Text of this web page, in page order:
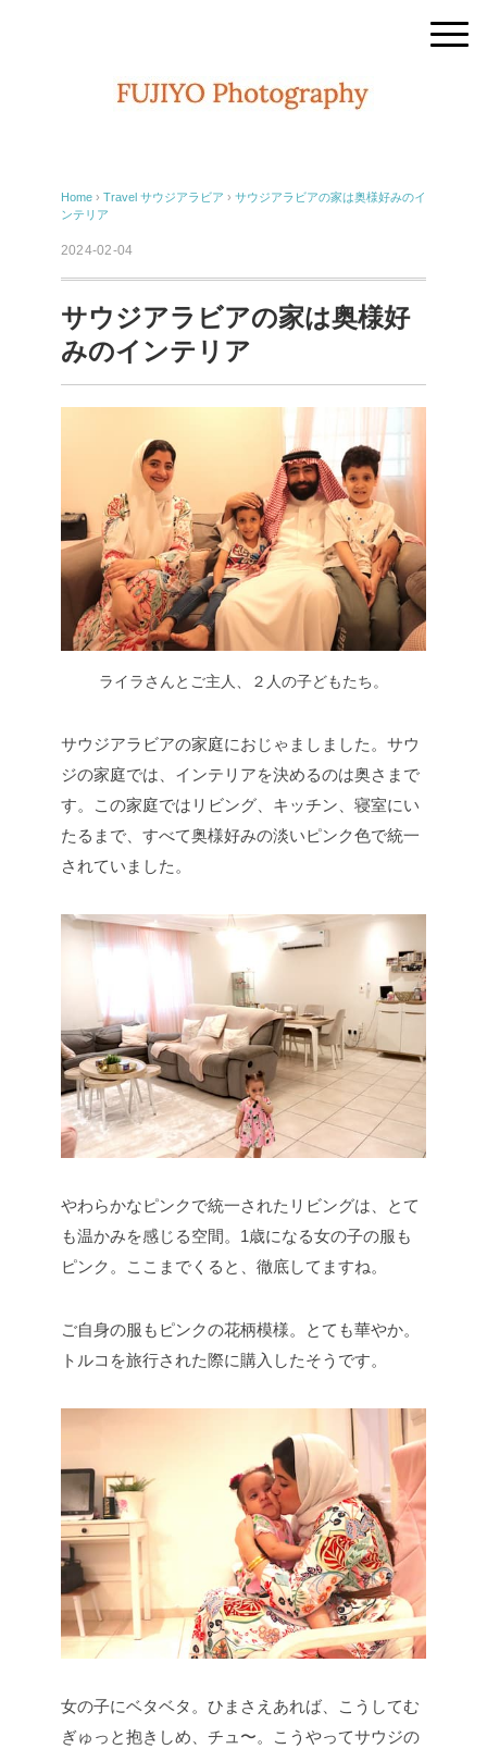
Home › Travel サウジアラビア › サウジアラビアの家は奥様好みのイ
ンテリア
2024-02-04
サウジアラビアの家は奥様好
みのインテリア
ライラさんとご主人、２人の子どもたち。
サウジアラビアの家庭におじゃましました。サウ
ジの家庭では、インテリアを決めるのは奥さまで
す。この家庭ではリビング、キッチン、寝室にい
たるまで、すべて奥様好みの淡いピンク色で統一
されていました。
やわらかなピンクで統一されたリビングは、とて
も温かみを感じる空間。1歳になる女の子の服も
ピンク。ここまでくると、徹底してますね。
ご自身の服もピンクの花柄模様。とても華やか。
トルコを旅行された際に購入したそうです。
女の子にベタベタ。ひまさえあれば、こうしてむ
ぎゅっと抱きしめ、チュ〜。こうやってサウジの